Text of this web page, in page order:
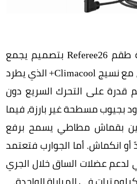
قدّمت شركة خاصة طقم Referee26 بتصميم يجمع
بين الخفة والمرونة، مع نسيج Climacool+ الذي يطرد
قدرة على التحرك السريع دون
بجيوب مسطحة غير بارزة، فيما
بقماش مطاطي يسمح برفع
انكماش. أما الجوارب فتعتمد
لدعم عضلات الساق خلال الجري